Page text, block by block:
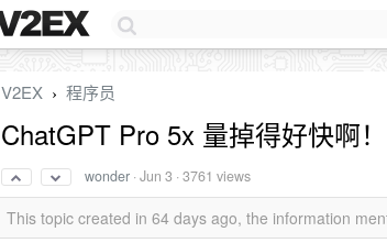
V2EX › 程序员
ChatGPT Pro 5x 量掉得好快啊！
wonder ·Jun 3 · 3761 views
This topic created in 64 days ago, the information